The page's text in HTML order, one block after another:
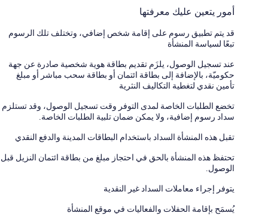
أمور يتعين عليك معرفتها
قد يتم تطبيق رسوم على إقامة شخص إضافي، وتختلف تلك الرسوم
تبعًا لسياسة المنشأة
عند تسجيل الوصول، يلزَم تقديم بطاقة هوية شخصية صادرة عن جهة
حكوميّة، بالإضافة إلى بطاقة ائتمان أو بطاقة سحب مباشر أو مبلغ
تأمين نقدي لتغطية التكاليف النثرية
تخضع الطلبات الخاصة لمدى التوفر وقت تسجيل الوصول، وقد تستلزم
سداد رسوم إضافية، ولا يمكن ضمان تلبية الطلبات الخاصة.
تقبل هذه المنشأة السداد باستخدام البطاقات المدينة والدفع النقدي
تحتفظ هذه المنشأة بالحق في احتجاز مبلغ من بطاقة ائتمان النزيل قبل
الوصول.
يتوفر إجراء معاملات السداد غير النقدية
يُسمَح بإقامة الحفلات والفعاليات في موقع المنشأة